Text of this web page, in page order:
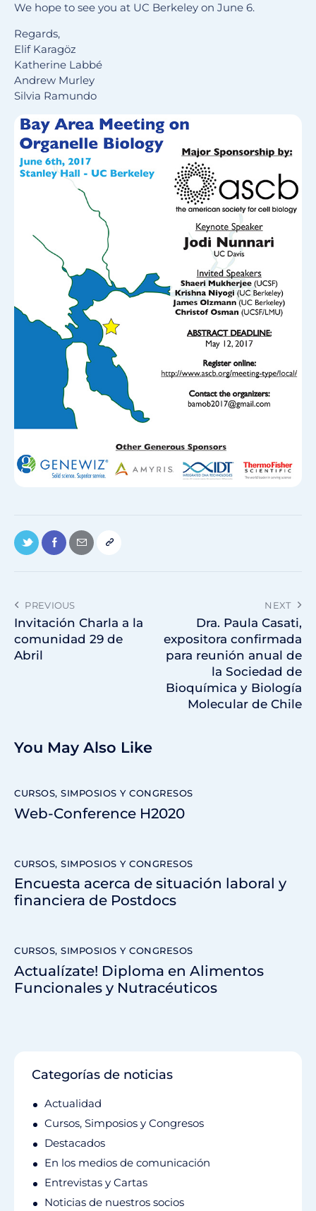
We hope to see you at UC Berkeley on June 6.
Regards,
Elif Karagöz
Katherine Labbé
Andrew Murley
Silvia Ramundo
PREVIOUS
Invitación Charla a la
comunidad 29 de
Abril
NEXT
Dra. Paula Casati,
expositora confirmada
para reunión anual de
la Sociedad de
Bioquímica y Biología
Molecular de Chile
You May Also Like
CURSOS, SIMPOSIOS Y CONGRESOS
Web-Conference H2020
CURSOS, SIMPOSIOS Y CONGRESOS
Encuesta acerca de situación laboral y
financiera de Postdocs
CURSOS, SIMPOSIOS Y CONGRESOS
Actualízate! Diploma en Alimentos
Funcionales y Nutracéuticos
Categorías de noticias
Actualidad
Cursos, Simposios y Congresos
Destacados
En los medios de comunicación
Entrevistas y Cartas
Noticias de nuestros socios